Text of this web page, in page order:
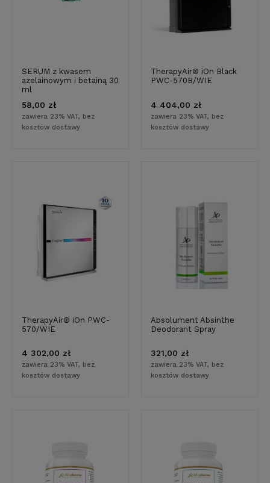
SERUM z kwasem
azelainowym i betainą 30
ml
58,00 zł
zawiera 23% VAT, bez
kosztów dostawy
TherapyAir® iOn Black
PWC-570B/WIE
4 404,00 zł
zawiera 23% VAT, bez
kosztów dostawy
TherapyAir® iOn PWC-
570/WIE
4 302,00 zł
zawiera 23% VAT, bez
kosztów dostawy
Absolument Absinthe
Deodorant Spray
321,00 zł
zawiera 23% VAT, bez
kosztów dostawy